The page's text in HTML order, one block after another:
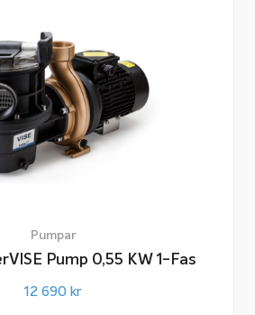
Pumpar
Pump 0,55 KW 1-Fas
12 690 kr